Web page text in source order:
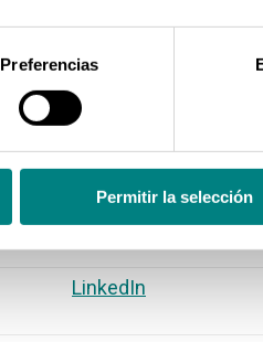
Preferencias
Permitir la selección
LinkedIn